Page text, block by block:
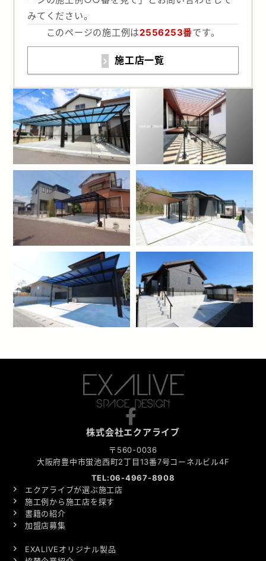
みてください。
このページの施工例は2556253番です。
施工店一覧
株式会社エクアライブ
〒560-0036
大阪府豊中市蛍池西町2丁目13番7号コーネルビル4F
TEL:06-4967-8908
エクアライブが選ぶ施工店
施工例から施工店を探す
書籍の紹介
加盟店募集
EXALIVEオリジナル製品